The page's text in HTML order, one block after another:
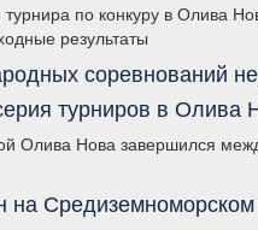
по конкуру в Олива
результаты
соревнований
турниров в Олива
Олива Нова завершился
на Средиземноморском